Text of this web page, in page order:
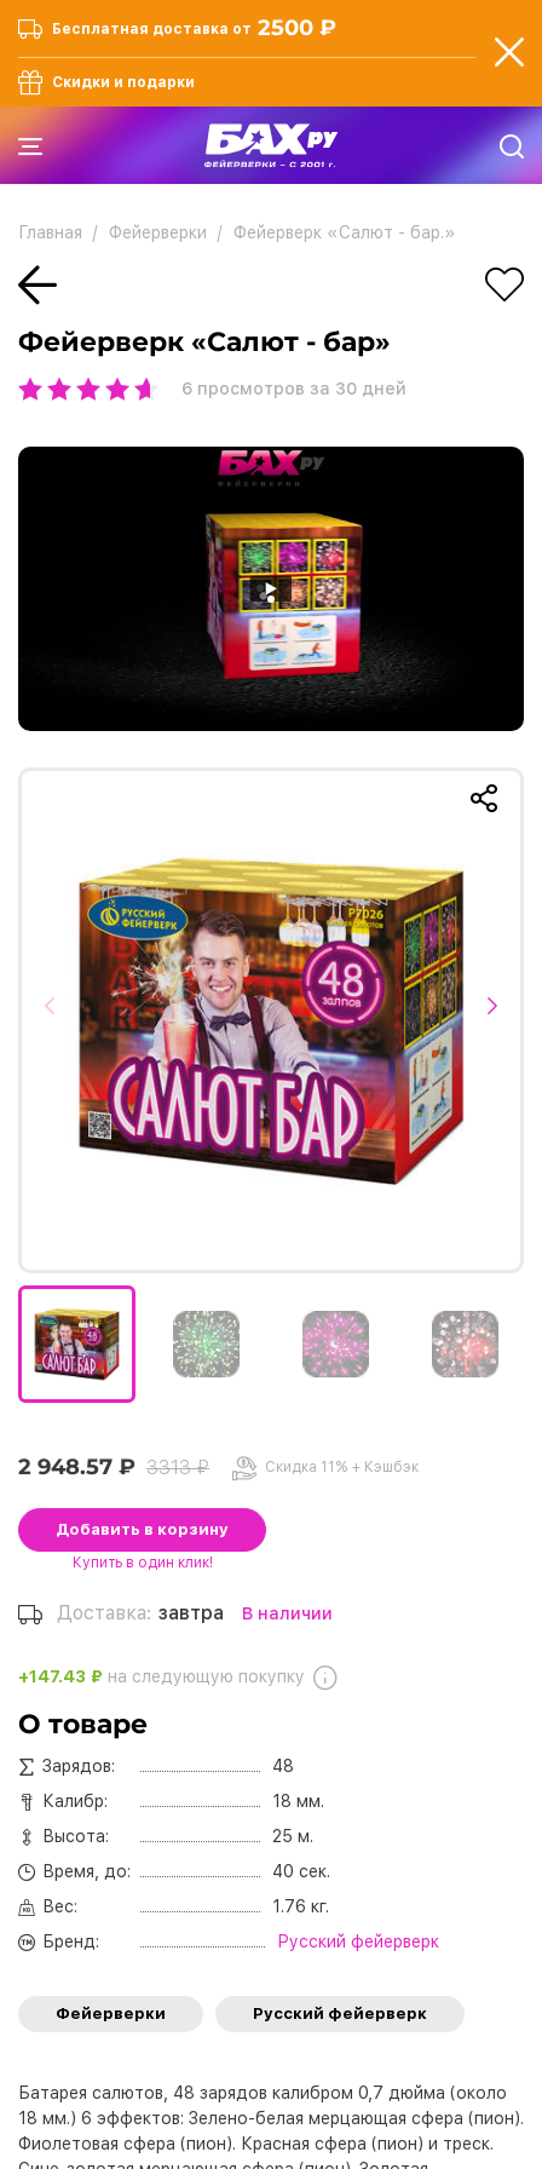
Бесплатная доставка от 2500 ₽
Скидки и подарки
Главная Фейерверки Фейерверк «Салют - бар.»
Фейерверк «Салют - бар»
6 просмотров за 30 дней
2 948.57 ₽ 3313 ₽ Скидка 11% + Кэшбэк
Добавить в корзину
Купить в один клик!
Доставка: завтра В наличии
+147.43 ₽ на следующую покупку
О товаре
Зарядов:
48
Калибр:
18 мм.
Высота:
25 м.
Время, до:
40 сек.
Вес:
1.76 кг.
Бренд:
Русский фейерверк
Фейерверки Русский фейерверк
Батарея салютов, 48 зарядов калибром 0,7 дюйма (около
18 мм.) 6 эффектов: Зелено-белая мерцающая сфера (пион).
Фиолетовая сфера (пион). Красная сфера (пион) и треск.